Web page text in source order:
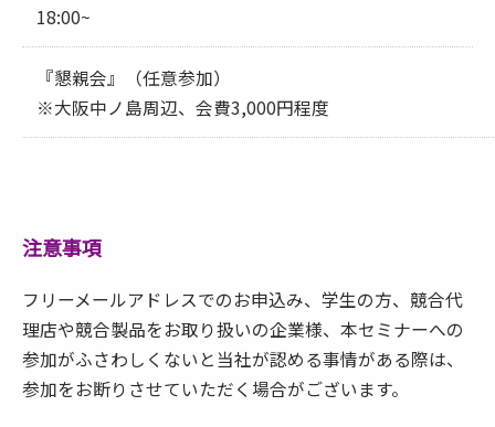
18:00~
『懇親会』（任意参加）
※大阪中ノ島周辺、会費3,000円程度
注意事項
フリーメールアドレスでのお申込み、学生の方、競合代
理店や競合製品をお取り扱いの企業様、本セミナーへの
参加がふさわしくないと当社が認める事情がある際は、
参加をお断りさせていただく場合がございます。